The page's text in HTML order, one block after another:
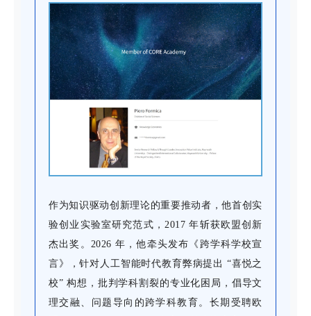
作为知识驱动创新理论的重要推动者，他首创实
验创业实验室研究范式，2017 年斩获欧盟创新
杰出奖。2026 年，他牵头发布《跨学科学校宣
言》，针对人工智能时代教育弊病提出 “喜悦之
校” 构想，批判学科割裂的专业化困局，倡导文
理交融、问题导向的跨学科教育。长期受聘欧